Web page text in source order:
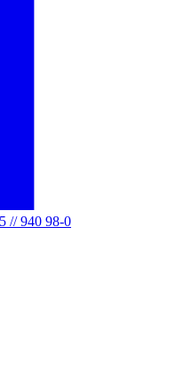
// 940 98-0